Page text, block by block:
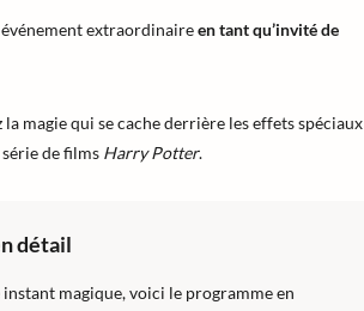
extraordinaireen tant qu’invité de
magie qui se cache derrière les effets spéciaux
de films Harry Potter.
détail
magique, voici le programme en